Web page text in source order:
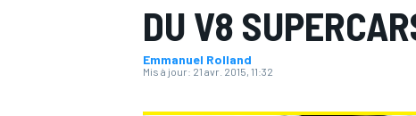
DU V8
Emmanuel Rolland
Mis à jour: 21 avr. 2015, 11:32